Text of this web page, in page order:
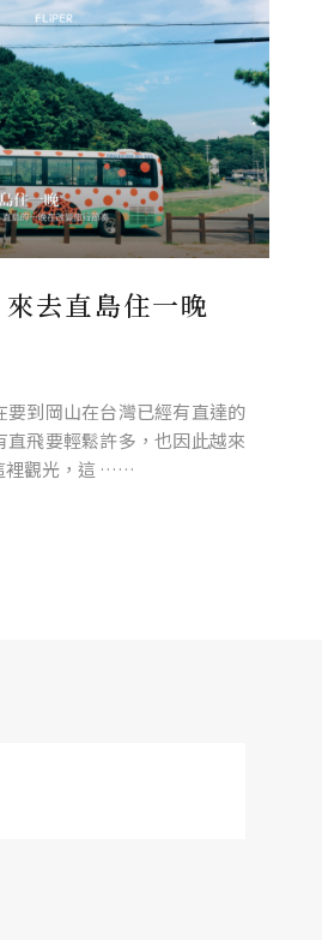
去直島住一晚
要到岡山在台灣已經有直達的
直飛要輕鬆許多，也因此越來
裡觀光，這 ……